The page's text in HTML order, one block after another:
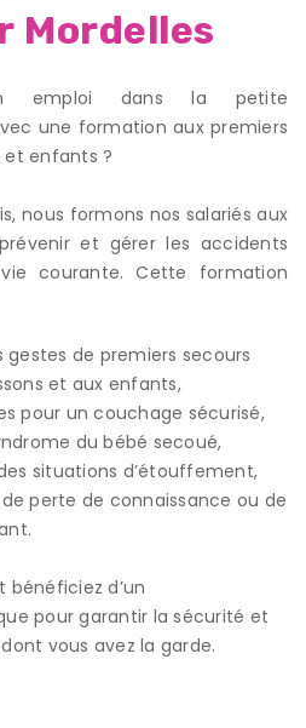
Mordelles
emploi dans la petite
une formation aux premiers
et enfants ?
nous formons nos salariés aux
et gérer les accidents
courante. Cette formation
gestes de premiers secours
et aux enfants,
pour un couchage sécurisé,
du bébé secoué,
situations d’étouffement,
perte de connaissance ou de
bénéficiez d’un
pour garantir la sécurité et
vous avez la garde.